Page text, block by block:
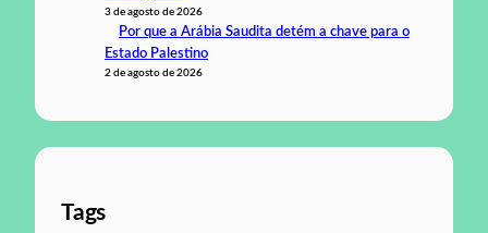
3 de agosto de 2026
Por que a Arábia Saudita detém a chave para o
Estado Palestino
2 de agosto de 2026
Tags